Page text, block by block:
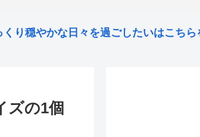
日々を過ごしたいはこちらをクリック
ズの1個